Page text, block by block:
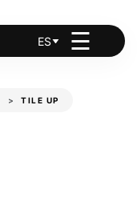
ES ☰
TILE UP